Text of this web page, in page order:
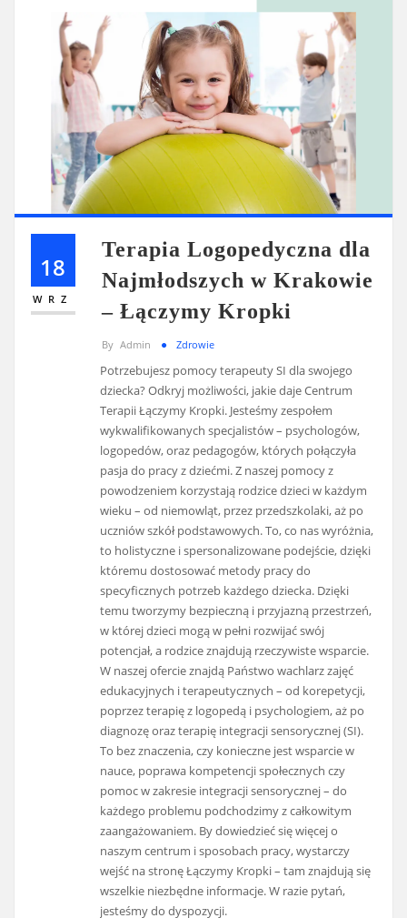
18
WRZ
Terapia Logopedyczna dla
Najmłodszych w Krakowie
– Łączymy Kropki
By Admin Zdrowie
Potrzebujesz pomocy terapeuty SI dla swojego
dziecka? Odkryj możliwości, jakie daje Centrum
Terapii Łączymy Kropki. Jesteśmy zespołem
wykwalifikowanych specjalistów – psychologów,
logopedów, oraz pedagogów, których połączyła
pasja do pracy z dziećmi. Z naszej pomocy z
powodzeniem korzystają rodzice dzieci w każdym
wieku – od niemowląt, przez przedszkolaki, aż po
uczniów szkół podstawowych. To, co nas wyróżnia,
to holistyczne i spersonalizowane podejście, dzięki
któremu dostosować metody pracy do
specyficznych potrzeb każdego dziecka. Dzięki
temu tworzymy bezpieczną i przyjazną przestrzeń,
w której dzieci mogą w pełni rozwijać swój
potencjał, a rodzice znajdują rzeczywiste wsparcie.
W naszej ofercie znajdą Państwo wachlarz zajęć
edukacyjnych i terapeutycznych – od korepetycji,
poprzez terapię z logopedą i psychologiem, aż po
diagnozę oraz terapię integracji sensorycznej (SI).
To bez znaczenia, czy konieczne jest wsparcie w
nauce, poprawa kompetencji społecznych czy
pomoc w zakresie integracji sensorycznej – do
każdego problemu podchodzimy z całkowitym
zaangażowaniem. By dowiedzieć się więcej o
naszym centrum i sposobach pracy, wystarczy
wejść na stronę Łączymy Kropki – tam znajdują się
wszelkie niezbędne informacje. W razie pytań,
jesteśmy do dyspozycji.